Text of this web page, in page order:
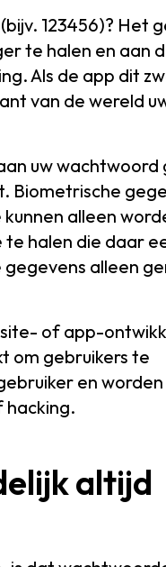
123456)? Het
te halen en aan
Als de app dit
van de wereld
uw wachtwoord
Biometrische
alleen
te halen die daar
alleen
of app-
om gebruikers te
en worden
hacking.
altijd